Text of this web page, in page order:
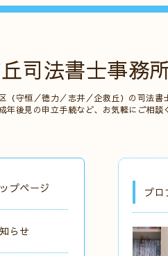
司法書士事務
（守恒／徳力／志井／企救丘）の司法
年後見の申立手続など、お気軽にご相談
プロ
プページ
らせ